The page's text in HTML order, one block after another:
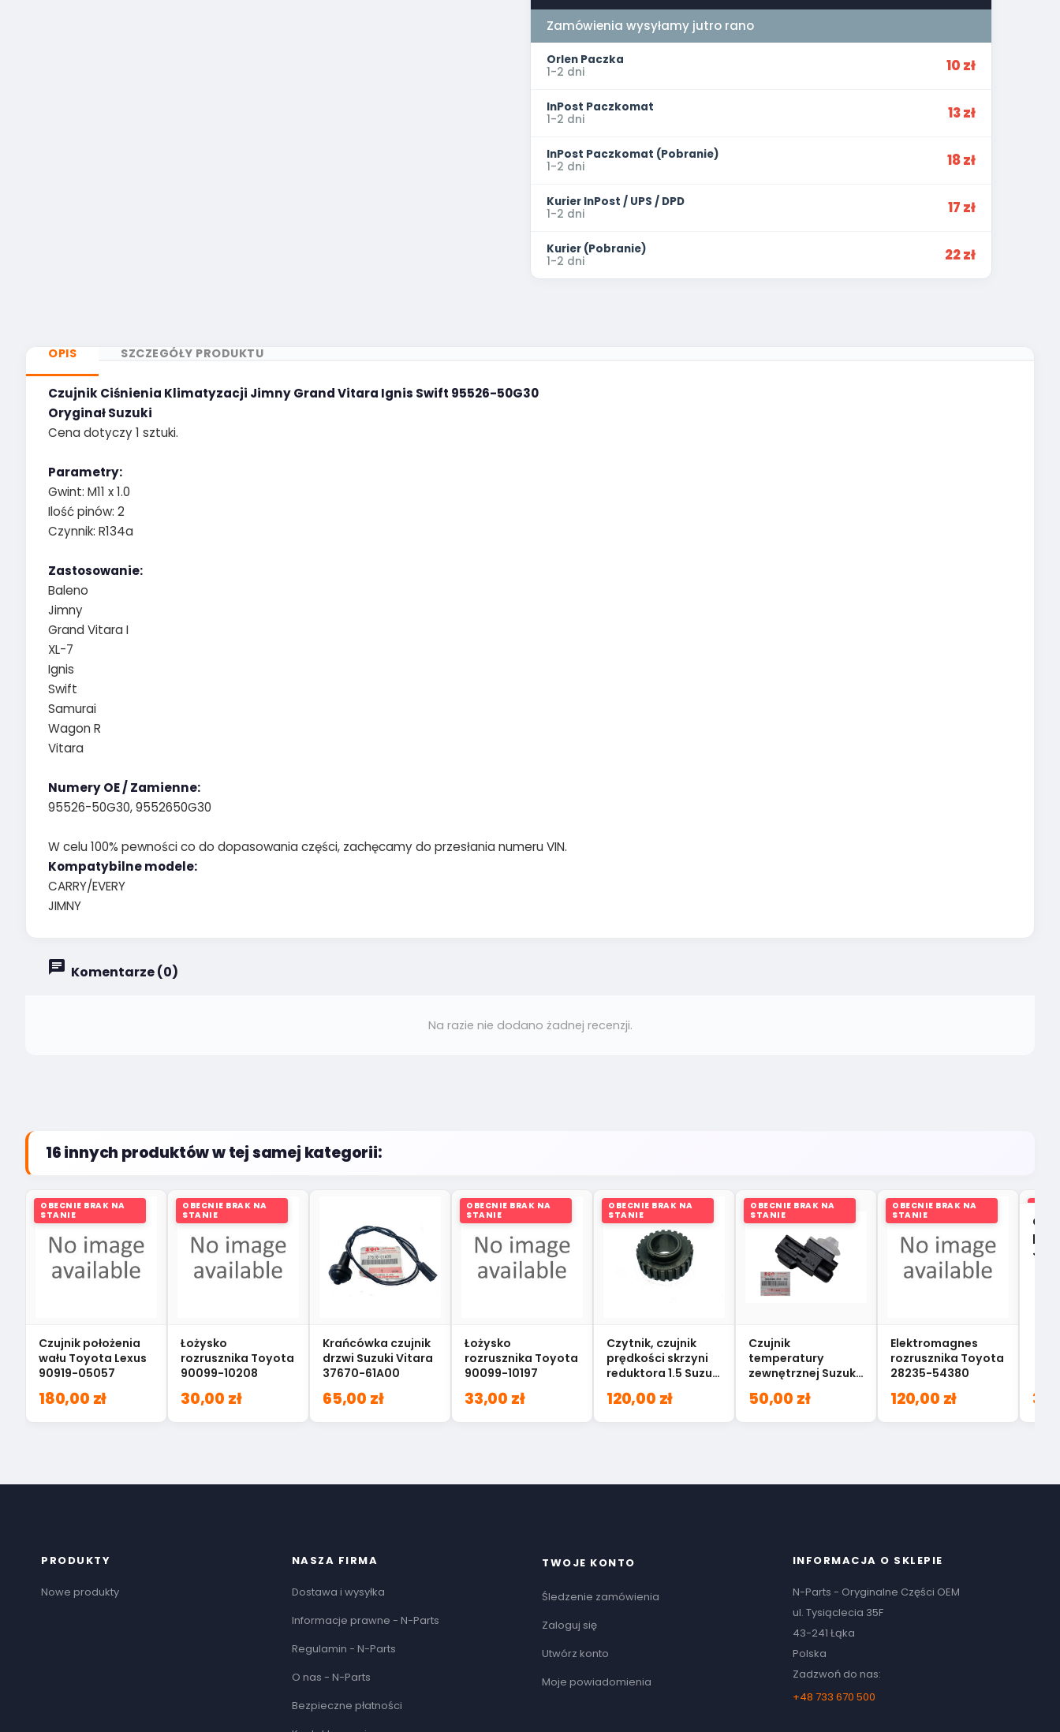
Zamówienia wysyłamy jutro rano
Orlen Paczka
1-2 dni
10 zł
InPost Paczkomat
1-2 dni
13 zł
InPost Paczkomat (Pobranie)
1-2 dni
18 zł
Kurier InPost / UPS / DPD
1-2 dni
17 zł
Kurier (Pobranie)
1-2 dni
22 zł
OPIS SZCZEGÓŁY PRODUKTU
Czujnik Ciśnienia Klimatyzacji Jimny Grand Vitara Ignis Swift 95526-50G30
Oryginał Suzuki
Cena dotyczy 1 sztuki.
Parametry:
Gwint: M11 x 1.0
Ilość pinów: 2
Czynnik: R134a
Zastosowanie:
Baleno
Jimny
Grand Vitara I
XL-7
Ignis
Swift
Samurai
Wagon R
Vitara
Numery OE / Zamienne:
95526-50G30, 9552650G30
W celu 100% pewności co do dopasowania części, zachęcamy do przesłania numeru VIN.
Kompatybilne modele:
CARRY/EVERY
JIMNY
Komentarze (0)
Na razie nie dodano żadnej recenzji.
16 innych produktów w tej samej kategorii:
OBECNIE BRAK NA
STANIE
Czujnik położenia
wału Toyota Lexus
90919-05057
180,00 zł
OBECNIE BRAK NA
STANIE
Łożysko
rozrusznika Toyota
90099-10208
30,00 zł
Krańcówka czujnik
drzwi Suzuki Vitara
37670-61A00
65,00 zł
OBECNIE BRAK NA
STANIE
Łożysko
rozrusznika Toyota
90099-10197
33,00 zł
OBECNIE BRAK NA
STANIE
Czytnik, czujnik
prędkości skrzyni
reduktora 1.5 Suzuki
120,00 zł
OBECNIE BRAK NA
STANIE
Czujnik
temperatury
zewnętrznej Suzuki
50,00 zł
OBECNIE BRAK NA
STANIE
Elektromagnes
rozrusznika Toyota
28235-54380
120,00 zł
PRODUKTY
Nowe produkty
NASZA FIRMA
Dostawa i wysyłka
Informacje prawne - N-Parts
Regulamin - N-Parts
O nas - N-Parts
Bezpieczne płatności
TWOJE KONTO
Śledzenie zamówienia
Zaloguj się
Utwórz konto
Moje powiadomienia
INFORMACJA O SKLEPIE
N-Parts - Oryginalne Części OEM
ul. Tysiąclecia 35F
43-241 Łąka
Polska
Zadzwoń do nas:
+48 733 670 500